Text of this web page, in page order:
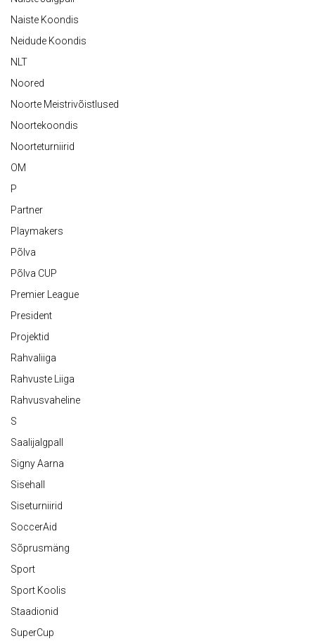
Naiste Koondis
Neidude Koondis
NLT
Noored
Noorte Meistrivõistlused
Noortekoondis
Noorteturniirid
OM
P
Partner
Playmakers
Põlva
Põlva CUP
Premier League
President
Projektid
Rahvaliiga
Rahvuste Liiga
Rahvusvaheline
S
Saalijalgpall
Signy Aarna
Sisehall
Siseturniirid
SoccerAid
Sõprusmäng
Sport
Sport Koolis
Staadionid
SuperCup